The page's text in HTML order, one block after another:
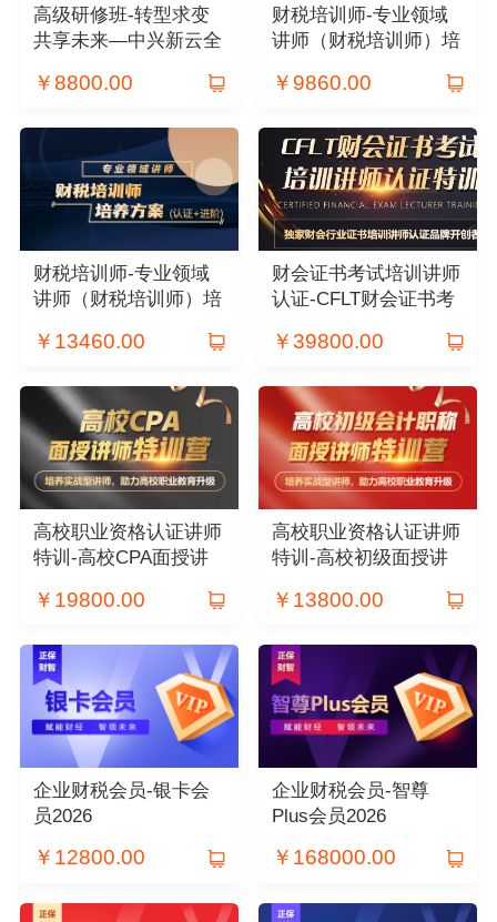
高级研修班-转型求变
共享未来—中兴新云全
￥8800.00
财税培训师-专业领域
讲师（财税培训师）培
￥ 9860.00
财税培训师-专业领域
讲师（财税培训师）培
￥ 13460.00
财会证书考试培训讲师
认证-CFLT财会证书考
￥39800.00
高校职业资格认证讲师
特训-高校CPA面授讲
￥ 19800.00
高校职业资格认证讲师
特训-高校初级面授讲
￥ 13800.00
企业财税会员-银卡会
员2026
￥ 12800.00
企业财税会员-智尊
Plus会员2026
￥ 168000.00